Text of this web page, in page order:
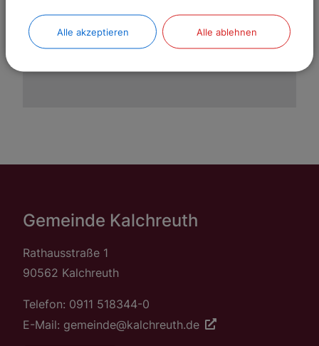
Cookies Anpassen
Gemeinde Kalchreuth
Rathausstraße 1
90562 Kalchreuth
Telefon: 0911 518344-0
E-Mail: gemeinde@kalchreuth.de
Alle akzeptieren Alle ablehnen